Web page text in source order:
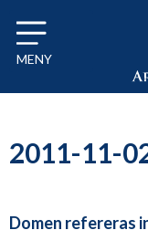
Till innehåll på sidan
MENY
2011-11-
Domen refereras